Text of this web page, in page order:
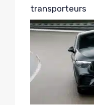
transporteurs